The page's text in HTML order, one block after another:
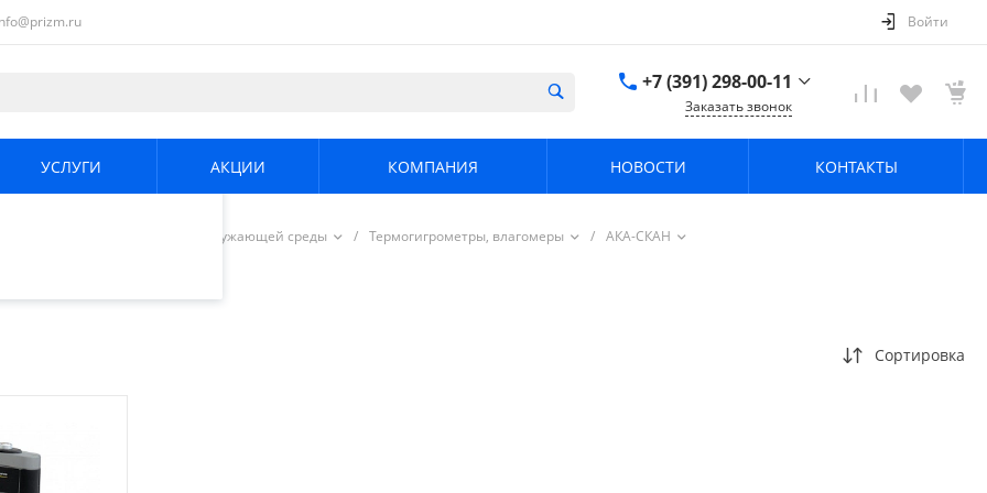
и
Продолжая
использования.
.
Войти
+7 (391) 298-00-11
г. Красноярск, пер.
Вс: Выходной
Заказать звонок
УСЛУГИ АКЦИИ КОМПАНИЯ НОВОСТИ КОНТАКТЫ
Измерители параметров окружающей среды / Термогигрометры, влагомеры / АКА-СКАН
Сортировка